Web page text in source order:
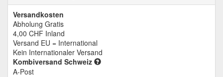
Versandkosten
Abholung Gratis
4,00 CHF Inland
Versand EU = International
Kein Internationaler Versand
Kombiversand Schweiz
A-Post